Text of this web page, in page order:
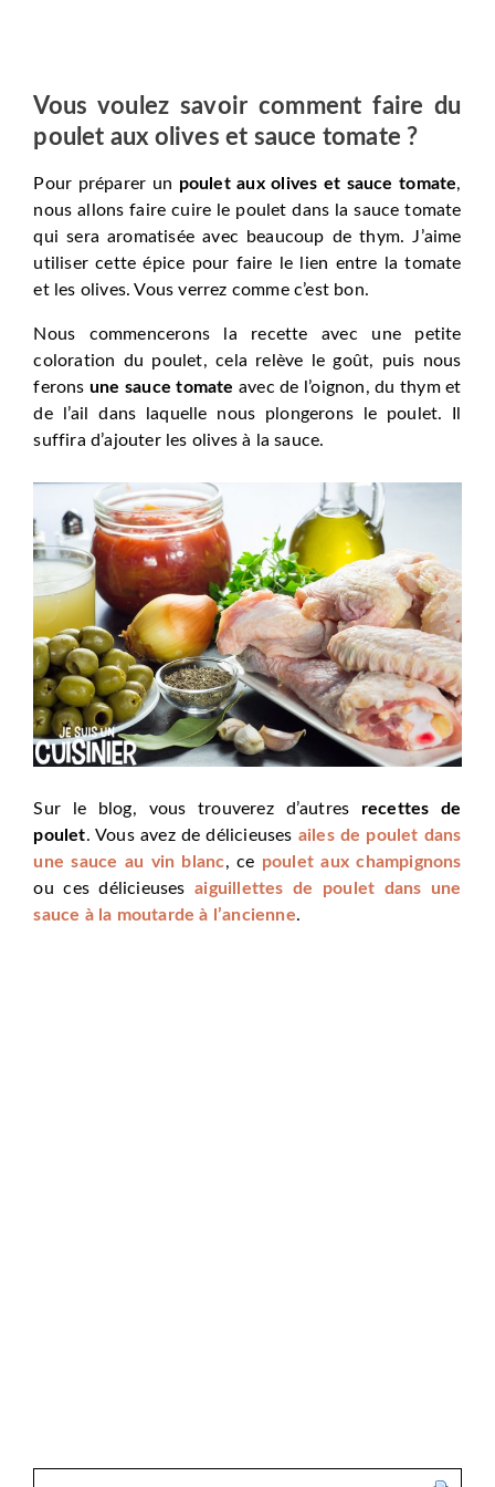
Vous voulez savoir comment faire du
poulet aux olives et sauce tomate ?
Pour préparer un poulet aux olives et sauce tomate,
nous allons faire cuire le poulet dans la sauce tomate
qui sera aromatisée avec beaucoup de thym. J’aime
utiliser cette épice pour faire le lien entre la tomate
et les olives. Vous verrez comme c’est bon.
Nous commencerons la recette avec une petite
coloration du poulet, cela relève le goût, puis nous
feronsune sauce tomate avec de l’oignon, du thym et
de l’ail dans laquelle nous plongerons le poulet. Il
suffira d’ajouter les olives à la sauce.
Sur le blog, vous trouverez d’autres recettes de
poulet. Vous avez de délicieuses ailes de poulet dans
une sauce au vin blanc, ce poulet aux champignons
ou ces délicieusesaiguillettes de poulet dans une
sauce à la moutarde à l’ancienne.